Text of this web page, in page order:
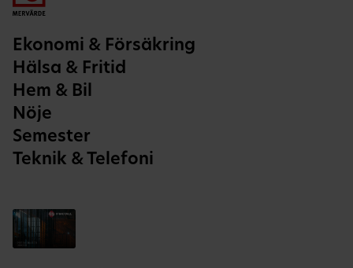
Ekonomi & Försäkring
Hälsa & Fritid
Hem & Bil
Nöje
Semester
Teknik & Telefoni